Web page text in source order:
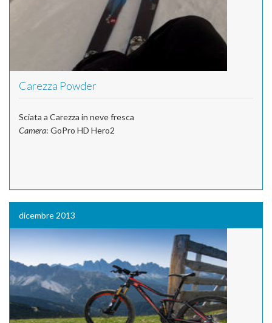
Carezza Powder
Sciata a Carezza in neve fresca
Camera: GoPro HD Hero2
dicembre 2013